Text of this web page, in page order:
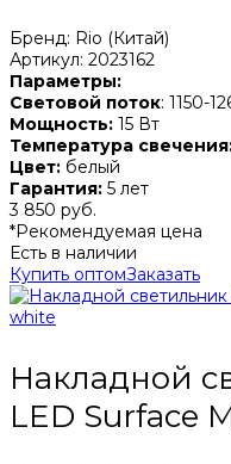
Бренд: Rio (Китай)
Артикул: 2023162
Параметры:
Световой поток: 1150-
Мощность: 15 Вт
Температура
Цвет: белый
Гарантия: 5 лет
3 850 руб.
*Рекомендуемая цена
Есть в наличии
Купить оптомЗаказать
Накладной
LED Surface